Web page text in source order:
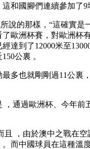
和國腳們連續參加了9場
那樣，“這確實是
了歐洲杯賽，對歐
經達到了12000米至
裏 。
就剛剛過11公裏
，通過歐洲杯、今
，由於澳中之戰在空
中國球員在這種溫度下